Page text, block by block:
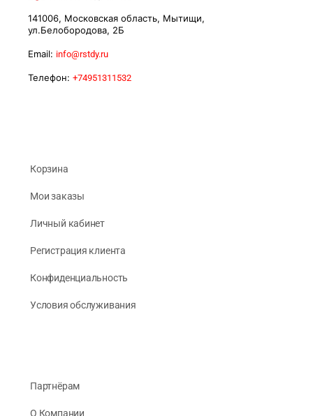
141006, Московская область, Мытищи,
ул.Белобородова, 2Б
Email: info@rstdy.ru
Телефон: +74951311532
Корзина
Мои заказы
Личный кабинет
Регистрация клиента
Конфиденциальность
Условия обслуживания
Партнёрам
О Компании